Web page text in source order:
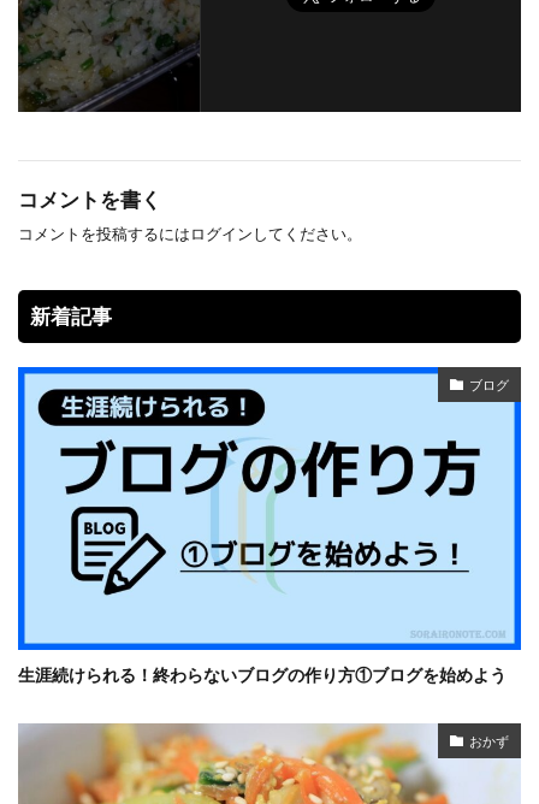
コメントを書く
コメントを投稿するにはログインしてください。
新着記事
ブログ
生涯続けられる！終わらないブログの作り方①ブログを始めよう
おかず